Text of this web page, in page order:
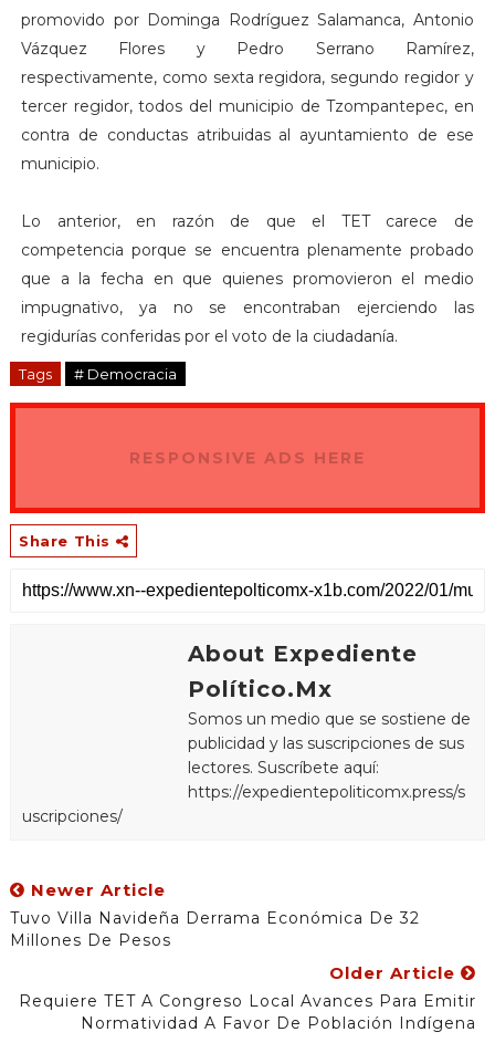
promovido por Dominga Rodríguez Salamanca, Antonio
Vázquez Flores y Pedro Serrano Ramírez,
respectivamente, como sexta regidora, segundo regidor y
tercer regidor, todos del municipio de Tzompantepec, en
contra de conductas atribuidas al ayuntamiento de ese
municipio.
Lo anterior, en razón de que el TET carece de
competencia porque se encuentra plenamente probado
que a la fecha en que quienes promovieron el medio
impugnativo, ya no se encontraban ejerciendo las
regidurías conferidas por el voto de la ciudadanía.
Tags # Democracia
RESPONSIVE ADS HERE
Share This
About Expediente
Político.Mx
Somos un medio que se sostiene de
publicidad y las suscripciones de sus
lectores. Suscríbete aquí:
https://expedientepoliticomx.press/s
uscripciones/
Newer Article
Tuvo Villa Navideña Derrama Económica De 32
Millones De Pesos
Older Article
Requiere TET A Congreso Local Avances Para Emitir
Normatividad A Favor De Población Indígena